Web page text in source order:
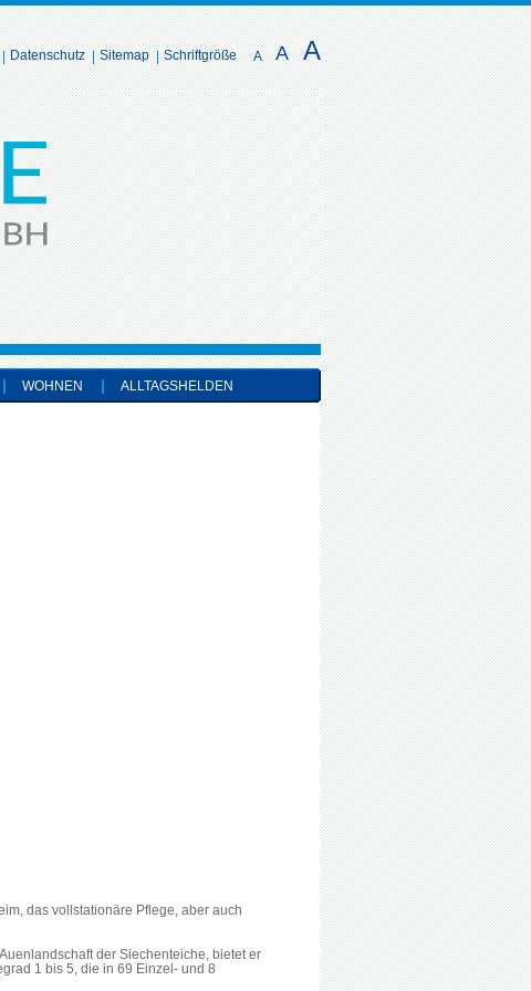
A A A
Datenschutz Sitemap Schriftgröße
WOHNEN ALLTAGSHELDEN
das vollstationäre Pflege, aber auch
der Siechenteiche, bietet er
1 bis 5, die in 69 Einzel- und 8